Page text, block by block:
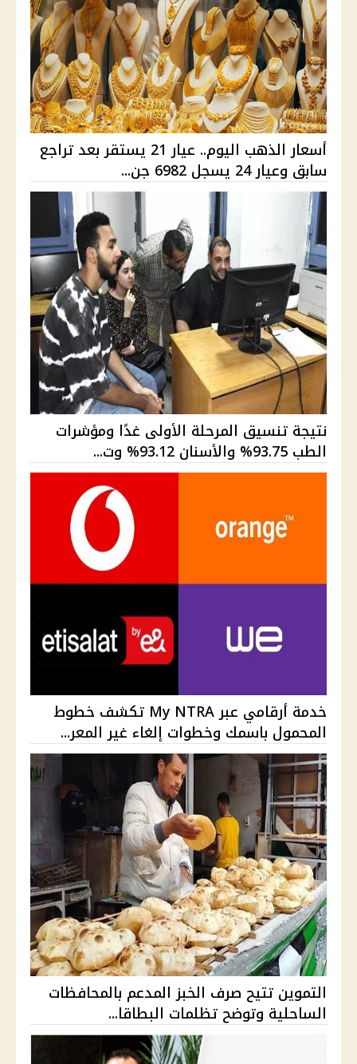
أسعار الذهب اليوم.. عيار 21 يستقر بعد تراجع
سابق وعيار 24 يسجل 6982 جن...
نتيجة تنسيق المرحلة الأولى غدًا ومؤشرات
الطب 93.75% والأسنان 93.12% وت...
خدمة أرقامي عبر My NTRA تكشف خطوط
المحمول باسمك وخطوات إلغاء غير المعر...
التموين تتيح صرف الخبز المدعم بالمحافظات
الساحلية وتوضح تظلمات البطاقا...